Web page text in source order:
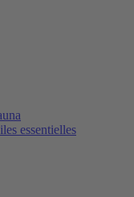
essentielles